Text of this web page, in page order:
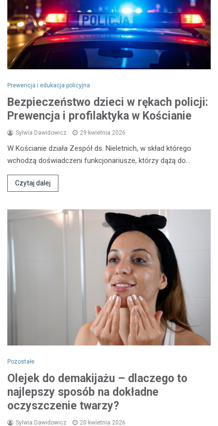
Prewencja i edukacja policyjna
Bezpieczeństwo dzieci w rękach policji:
Prewencja i profilaktyka w Kościanie
Sylwia Dawidowicz 29 kwietnia 2026
W Kościanie działa Zespół ds. Nieletnich, w skład którego
wchodzą doświadczeni funkcjonariusze, którzy dążą do…
Czytaj dalej
Pozostałe
Olejek do demakijażu – dlaczego to
najlepszy sposób na dokładne
oczyszczenie twarzy?
Sylwia Dawidowicz 20 kwietnia 2026